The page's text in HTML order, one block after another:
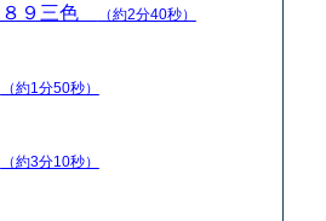
８９三色 （約2分40秒）
（約1分50秒）
（約3分10秒）